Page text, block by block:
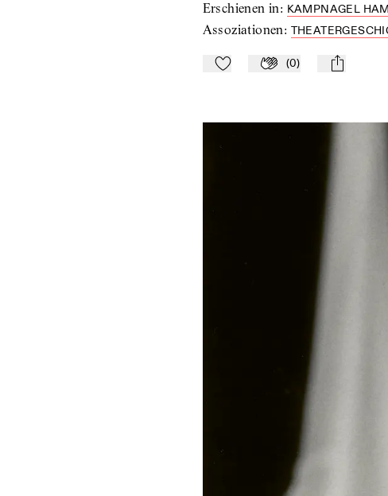
Erschienen in: KAMPNAGEL
Assoziationen:
Zu Mein-TdZ hinzufügen
Applaudieren
(0) mail